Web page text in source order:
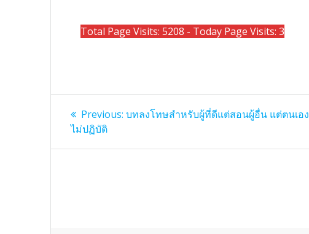
Total Page Visits: 5208 - Today Page Visits: 3
แนะแนว
เรื่อง
Previous: Previous
บทลงโทษสำหรับผู้ที่ดีแต่สอนผู้อื่น แต่ตนเอง
ไม่ปฏิบัติ